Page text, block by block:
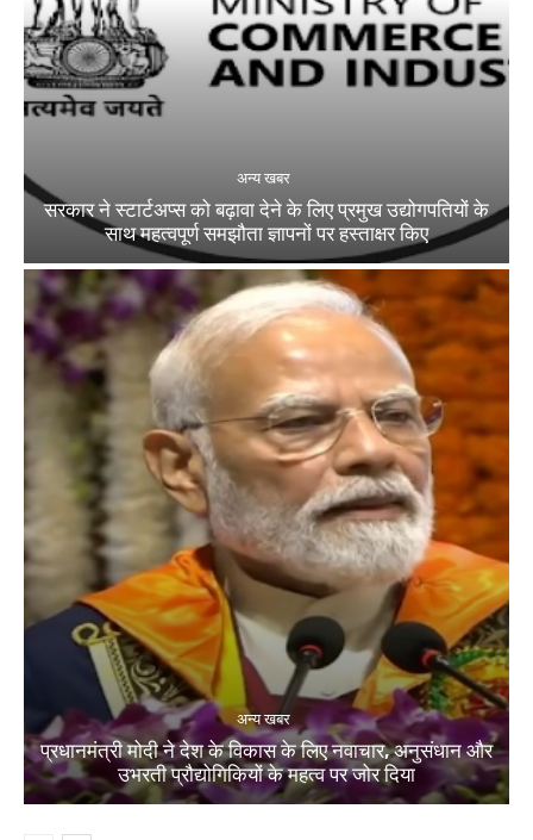
अन्य खबर
सरकार ने स्टार्टअप्‍स को बढ़ावा देने के लिए प्रमुख उद्योगपतियों के
साथ महत्‍वपूर्ण समझौता ज्ञापनों पर हस्‍ताक्षर किए
अन्य खबर
प्रधानमंत्री मोदी ने देश के विकास के लिए नवाचार, अनुसंधान और
उभरती प्रौद्योगिकियों के महत्व पर जोर दिया